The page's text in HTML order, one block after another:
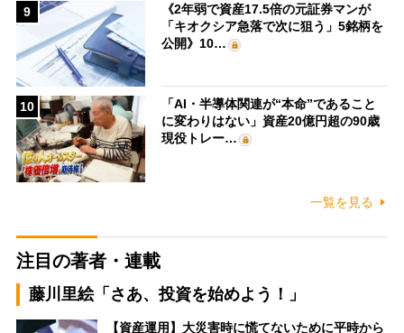
9
《2年弱で資産17.5倍の元証券マンが
「キオクシア急落で次に狙う」5銘柄を
公開》10…
10
「AI・半導体関連が“本命”であること
に変わりはない」資産20億円超の90歳
現役トレー…
一覧を見る
注目の著者・連載
藤川里絵「さあ、投資を始めよう！」
【資産運用】大災害時に慌てないために平時から